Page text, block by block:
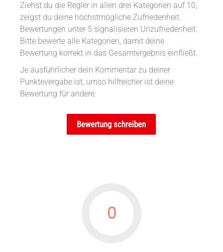
Ziehst du die Regler in allen drei Kategorien auf 10,
zeigst du deine höchstmögliche Zufriedenheit.
Bewertungen unter 5 signalisieren Unzufriedenheit.
Bitte bewerte alle Kategorien, damit deine
Bewertung korrekt in das Gesamtergebnis einfließt.
Je ausführlicher dein Kommentar zu deiner
Punktevergabe ist, umso hilfreicher ist deine
Bewertung für andere.
Bewertung schreiben
0